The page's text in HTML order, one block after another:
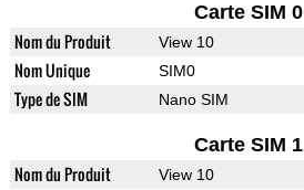
Carte SIM 0
Nom du Produit View 10
Nom Unique SIM0
Type de SIM Nano SIM
Carte SIM 1
Nom du Produit View 10